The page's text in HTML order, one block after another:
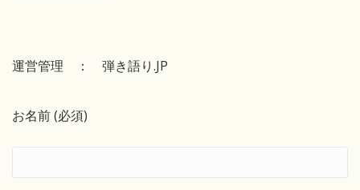
運営管理 ： 弾き語り.JP
お名前 (必須)